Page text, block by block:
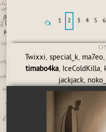
1 2 3 4 5 6
Twixxi, special_k, ma7eo,
timabo4ka, IceColdKilla,
jackjack,